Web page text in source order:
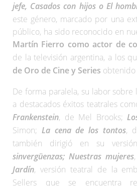
jefe, Casados con hijos o El
este género, marcado por una
público, ha sido reconocido en
Martín Fierro como actor de
de la televisión argentina, a los
de Oro de Cine y Series obtenido
De forma paralela, su labor
a destacados éxitos teatrales
Frankenstein, de Mel Brooks;
Simon; La cena de los tontos,
también dirigió en su
sinvergüenzas; Nuestras mujeres
Jardín, versión teatral de la
Sellers que se encuentra